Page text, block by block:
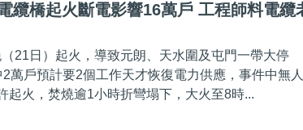
纜橋起火斷電影響16萬戶 工程師料電纜
21日）起火，導致元朗、天水圍及屯門一帶大停
萬戶預計要2個工作天才恢復電力供應，事件中無人
起火，焚燒逾1小時折彎塌下，大火至8時...